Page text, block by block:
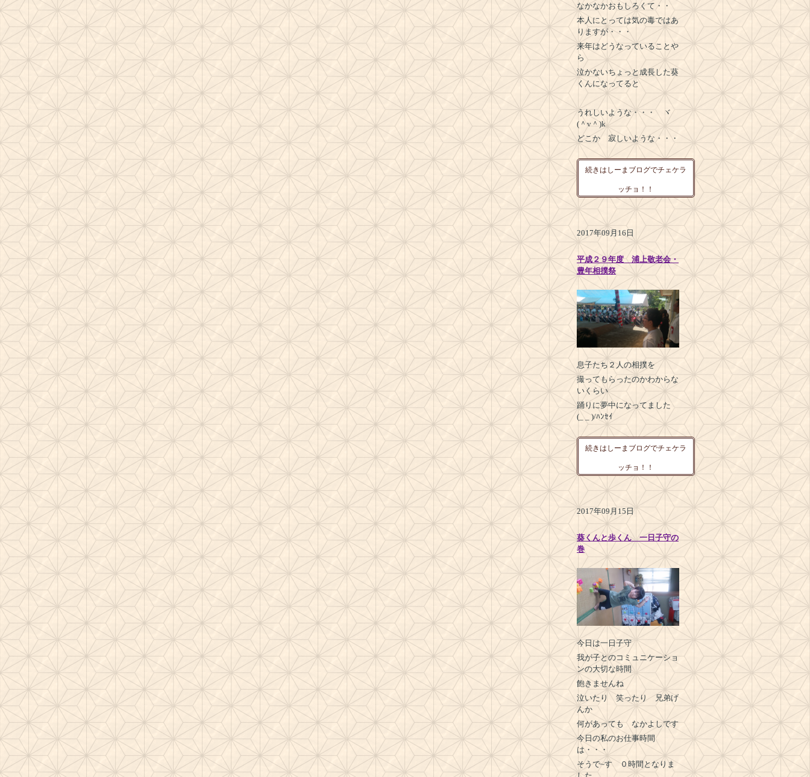
なかなかおもしろくて・・
本人にとっては気の毒ではあ
りますが・・・
来年はどうなっていることや
ら
泣かないちょっと成長した葵
くんになってると
うれしいような・・・ ヾ
(＾v＾)k
どこか 寂しいような・・・
続きはしーまブログでチェケラ
ッチョ！！
2017年09月16日
平成２９年度 浦上敬老会・
豊年相撲祭
息子たち２人の相撲を
撮ってもらったのかわからな
いくらい
踊りに夢中になってました
(_ _ )/ﾊﾝｾｲ
続きはしーまブログでチェケラ
ッチョ！！
2017年09月15日
葵くんと歩くん 一日子守の
巻
今日は一日子守
我が子とのコミュニケーショ
ンの大切な時間
飽きませんね
泣いたり 笑ったり 兄弟げ
んか
何があっても なかよしです
今日の私のお仕事時間
は・・・
そうで~す ０時間となりま